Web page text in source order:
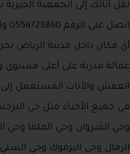
نقل أثاثك إلى الجمعية
أي مكان داخل مدينة الرياض
عمالة مدربة على أعلى مستوى
العفش والأثاث المستعمل إلى
في جميع الأحياء مثل حي
وحي القيروان وحي الملقا وحي
الرمال وحي اليرموك وحي